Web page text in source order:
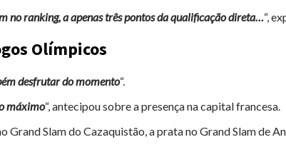
no ranking, a apenas três pontos da qualificação direta…“,
Olímpicos
desfrutar do momento“.
máximo“, antecipou sobre a presença na capital francesa.
Slam do Cazaquistão, a prata no Grand Slam de